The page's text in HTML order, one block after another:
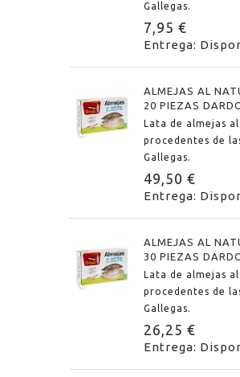
Gallegas.
7,95 €
Entrega:
ALMEJAS AL
20 PIEZAS
Lata de almejas
procedentes de
Gallegas.
49,50 €
Entrega:
ALMEJAS AL
30 PIEZAS
Lata de almejas
procedentes de
Gallegas.
26,25 €
Entrega: